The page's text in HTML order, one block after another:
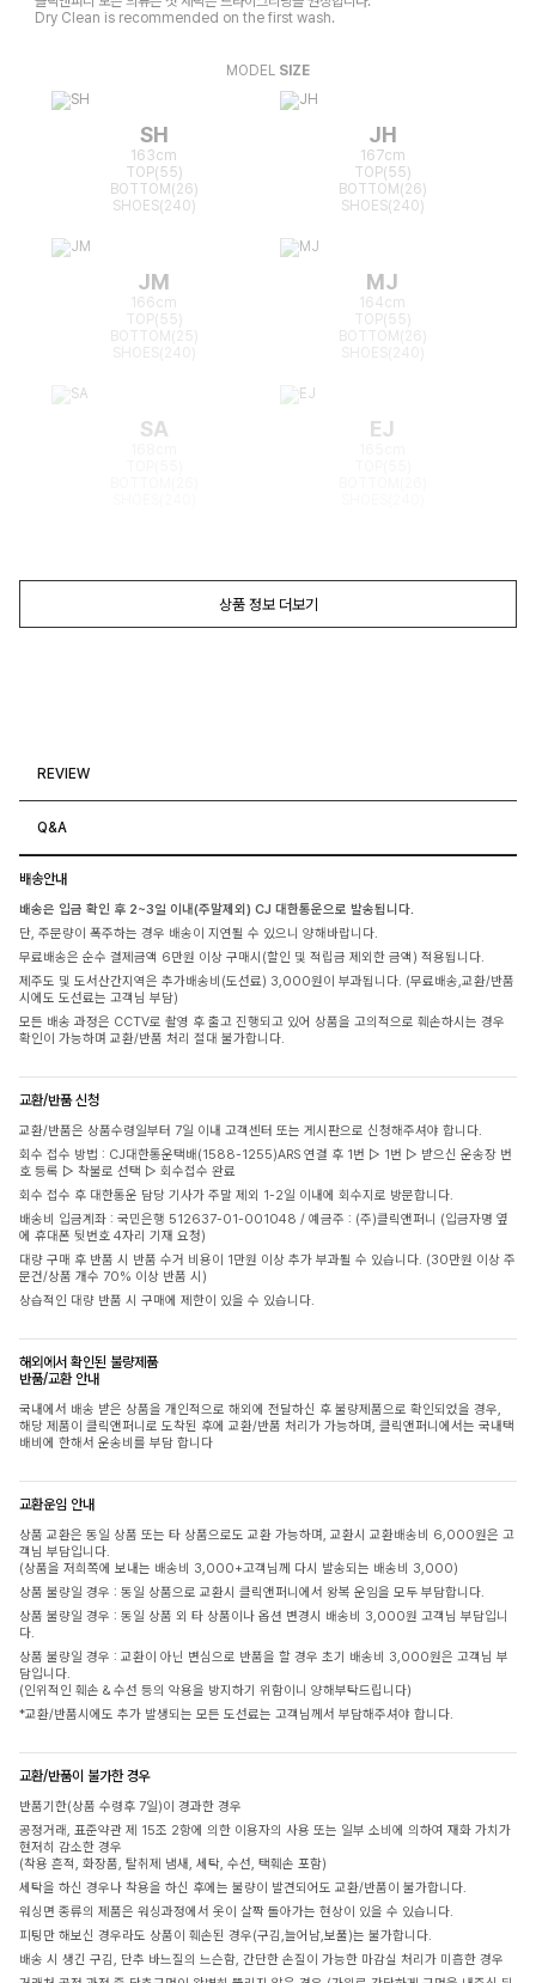
Dry Clean is recommended on the first wash.
MODEL SIZE
SH
163cm
TOP(55)
BOTTOM(26)
SHOES(240)
JH
167cm
TOP(55)
BOTTOM(26)
SHOES(240)
JM
166cm
TOP(55)
BOTTOM(25)
MJ
164cm
TOP(55)
BOTTOM(26)
SA EJ
상품 정보 더보기
REVIEW
Q&A
배송안내
배송은 입금 확인 후 2~3일 이내(주말제외) CJ 대한통운으로 발송됩니다.
단, 주문량이 폭주하는 경우 배송이 지연될 수 있으니 양해바랍니다.
무료배송은 순수 결제금액 6만원 이상 구매시(할인 및 적립금 제외한 금액) 적용됩니다.
제주도 및 도서산간지역은 추가배송비(도선료) 3,000원이 부과됩니다. (무료배송,교환/반품
시에도 도선료는 고객님 부담)
모든 배송 과정은 CCTV로 촬영 후 출고 진행되고 있어 상품을 고의적으로 훼손하시는 경우
확인이 가능하며 교환/반품 처리 절대 불가합니다.
교환/반품 신청
교환/반품은 상품수령일부터 7일 이내 고객센터 또는 게시판으로 신청해주셔야 합니다.
회수 접수 방법 : CJ대한통운택배(1588-1255)ARS 연결 후 1번 ▷ 1번 ▷ 받으신 운송장 번
호 등록 ▷ 착불로 선택 ▷ 회수접수 완료
회수 접수 후 대한통운 담당 기사가 주말 제외 1-2일 이내에 회수지로 방문합니다.
배송비 입금계좌 : 국민은행 512637-01-001048 / 예금주 : (주)클릭앤퍼니 (입금자명 옆
에 휴대폰 뒷번호 4자리 기재 요청)
대량 구매 후 반품 시 반품 수거 비용이 1만원 이상 추가 부과될 수 있습니다. (30만원 이상 주
문건/상품 개수 70% 이상 반품 시)
상습적인 대량 반품 시 구매에 제한이 있을 수 있습니다.
해외에서 확인된 불량제품
반품/교환 안내
국내에서 배송 받은 상품을 개인적으로 해외에 전달하신 후 불량제품으로 확인되었을 경우,
해당 제품이 클릭앤퍼니로 도착된 후에 교환/반품 처리가 가능하며, 클릭앤퍼니에서는 국내택
배비에 한해서 운송비를 부담 합니다
교환운임 안내
상품 교환은 동일 상품 또는 타 상품으로도 교환 가능하며, 교환시 교환배송비 6,000원은 고
객님 부담입니다.
(상품을 저희쪽에 보내는 배송비 3,000+고객님께 다시 발송되는 배송비 3,000)
상품 불량일 경우 : 동일 상품으로 교환시 클릭앤퍼니에서 왕복 운임을 모두 부담합니다.
상품 불량일 경우 : 동일 상품 외 타 상품이나 옵션 변경시 배송비 3,000원 고객님 부담입니
다.
상품 불량일 경우 : 교환이 아닌 변심으로 반품을 할 경우 초기 배송비 3,000원은 고객님 부
담입니다.
(인위적인 훼손 & 수선 등의 악용을 방지하기 위함이니 양해부탁드립니다)
*교환/반품시에도 추가 발생되는 모든 도선료는 고객님께서 부담해주셔야 합니다.
교환/반품이 불가한 경우
반품기한(상품 수령후 7일)이 경과한 경우
공정거래, 표준약관 제 15조 2항에 의한 이용자의 사용 또는 일부 소비에 의하여 재화 가치가
현저히 감소한 경우
(착용 흔적, 화장품, 탈취제 냄새, 세탁, 수선, 택훼손 포함)
세탁을 하신 경우나 착용을 하신 후에는 불량이 발견되어도 교환/반품이 불가합니다.
워싱면 종류의 제품은 워싱과정에서 옷이 살짝 돌아가는 현상이 있을 수 있습니다.
피팅만 해보신 경우라도 상품이 훼손된 경우(구김,늘어남,보풀)는 불가합니다.
배송 시 생긴 구김, 단추 바느질의 느슨함, 간단한 손질이 가능한 마감실 처리가 미흡한 경우